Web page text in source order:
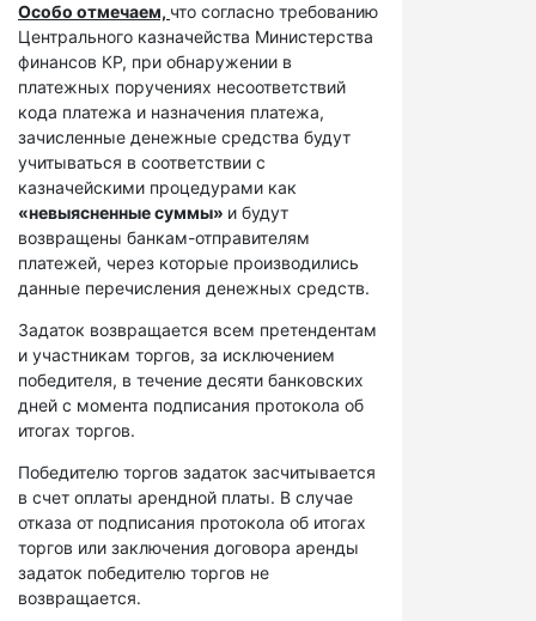
Особо отмечаем, что согласно требованию
Центрального казначейства Министерства
финансов КР, при обнаружении в
платежных поручениях несоответствий
кода платежа и назначения платежа,
зачисленные денежные средства будут
учитываться в соответствии с
казначейскими процедурами как
«невыясненные суммы» и будут
возвращены банкам-отправителям
платежей, через которые производились
данные перечисления денежных средств.
Задаток возвращается всем претендентам
и участникам торгов, за исключением
победителя, в течение десяти банковских
дней с момента подписания протокола об
итогах торгов.
Победителю торгов задаток засчитывается
в счет оплаты арендной платы. В случае
отказа от подписания протокола об итогах
торгов или заключения договора аренды
задаток победителю торгов не
возвращается.